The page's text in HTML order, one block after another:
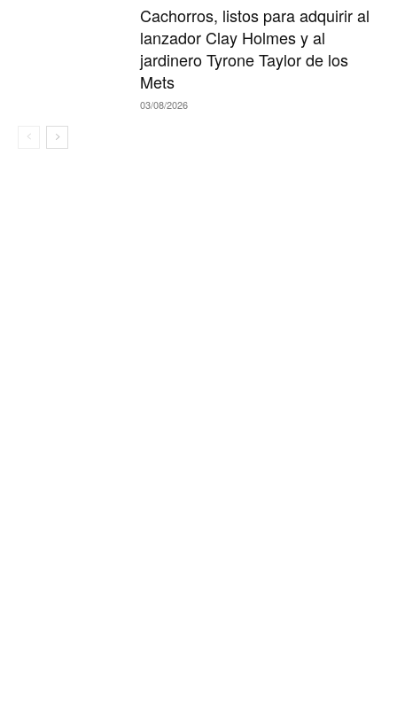
Cachorros, listos para adquirir al
lanzador Clay Holmes y al
jardinero Tyrone Taylor de los
Mets
03/08/2026